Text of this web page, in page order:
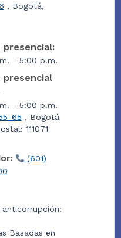
, Bogotá,
presencial:
- 5:00 p.m.
presencial
- 5:00 p.m.
65 , Bogotá
111071
(601)
Basadas en